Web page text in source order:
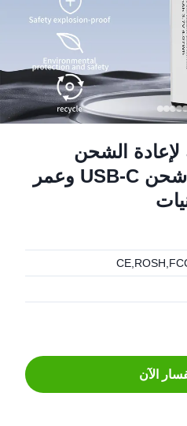
لإعادة الشحن
1100mAh 9v مع شحن USB-C وعمر
الآن